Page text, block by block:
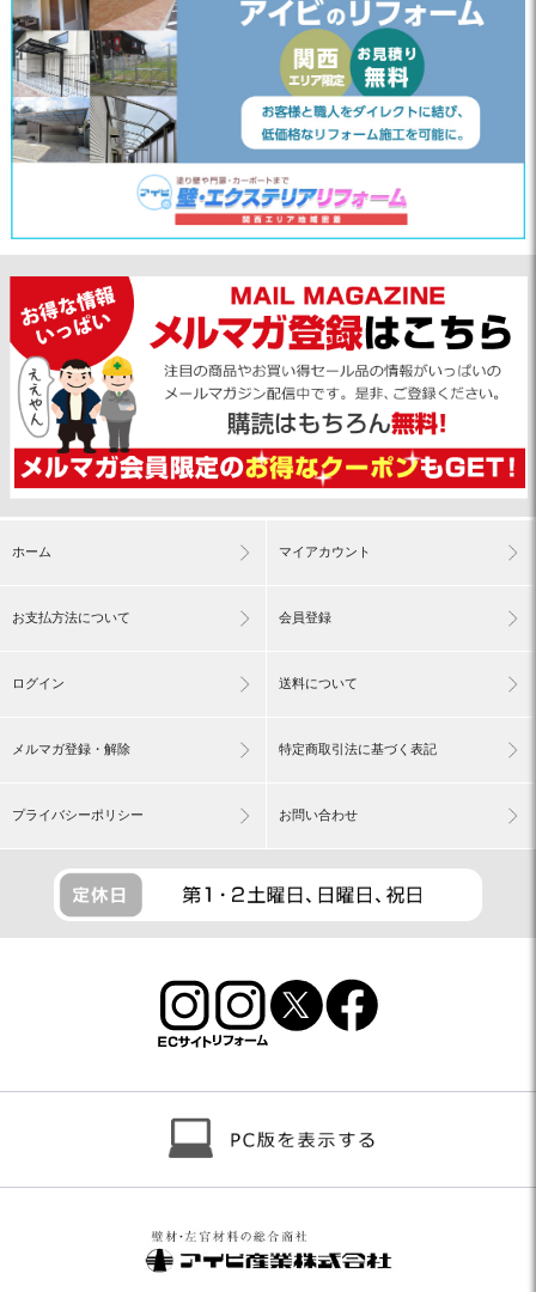
ホーム マイアカウント
お支払方法について 会員登録
ログイン 送料について
メルマガ登録・解除 特定商取引法に基づく表記
プライバシーポリシー お問い合わせ